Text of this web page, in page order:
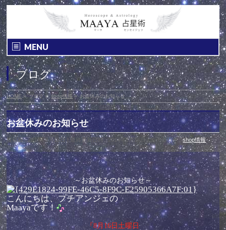
MENU
ブログ
HOME» ブログ » shop情報» お盆休みのお知らせ
お盆休みのお知らせ
投稿日 : 2014年8月16日 最終更新日時 : 2014年8月16日 カテゴリー :shop情報
～お盆休みのお知らせ～
こんにちは、プチアンジェの
Maayaです！
『8月16日土曜日